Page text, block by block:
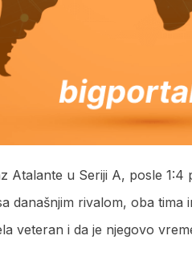
Atalante u Seriji A, posle
današnjim rivalom, oba tima
veteran i da je njegovo